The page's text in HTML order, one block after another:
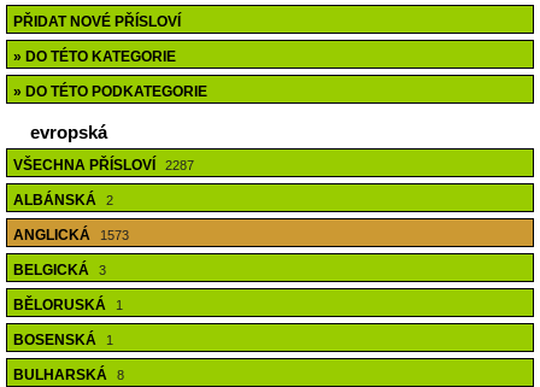
PŘIDAT NOVÉ PŘÍSLOVÍ
» DO TÉTO KATEGORIE
» DO TÉTO PODKATEGORIE
evropská
VŠECHNA PŘÍSLOVÍ 2287
ALBÁNSKÁ 2
ANGLICKÁ 1573
BELGICKÁ 3
BĚLORUSKÁ 1
BOSENSKÁ 1
BULHARSKÁ 8